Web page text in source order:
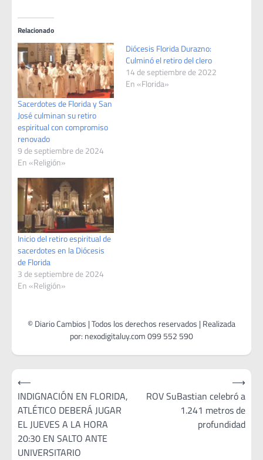
Relacionado
Sacerdotes de Florida y San
José culminan su retiro
espiritual con compromiso
renovado
9 de septiembre de 2024
En «Religión»
Diócesis Florida Durazno:
Culminó el retiro del clero
14 de septiembre de 2022
En «Florida»
Inicio del retiro espiritual de
sacerdotes en la Diócesis
de Florida
3 de septiembre de 2024
En «Religión»
Navegación
de
entradas
⟵
INDIGNACIÓN EN FLORIDA,
ATLÉTICO DEBERÁ JUGAR
EL JUEVES A LA HORA
20:30 EN SALTO ANTE
UNIVERSITARIO
ROV SuBastian celebró a
1.241 metros de
profundidad
⟶